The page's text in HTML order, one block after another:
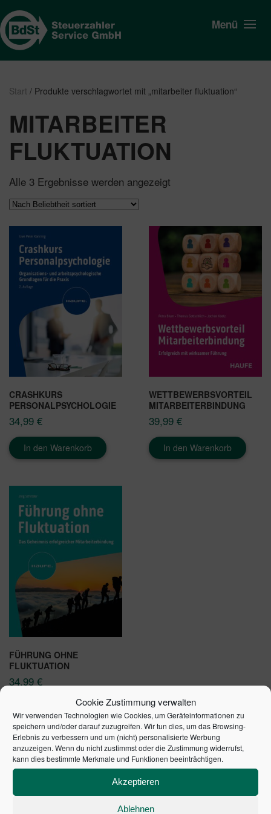
Cookie Zustimmung verwalten
Wir verwenden Technologien wie Cookies, um Geräteinformationen zu
speichern und/oder darauf zuzugreifen. Wir tun dies, um das Browsing-
Erlebnis zu verbessern und um (nicht) personalisierte Werbung
anzuzeigen. Wenn du nicht zustimmst oder die Zustimmung widerrufst,
kann dies bestimmte Merkmale und Funktionen beeinträchtigen.
Akzeptieren
Ablehnen
Menü
Start / Produkte verschlagwortet mit „mitarbeiter fluktuation“
MITARBEITER
FLUKTUATION
Alle 3 Ergebnisse werden angezeigt
CRASHKURS
PERSONALPSYCHOLOGIE
34,99 €
In den Warenkorb
WETTBEWERBSVORTEIL
MITARBEITERBINDUNG
39,99 €
In den Warenkorb
FÜHRUNG OHNE
FLUKTUATION
34,99 €
In den Warenkorb
SCHULDENUHR DES